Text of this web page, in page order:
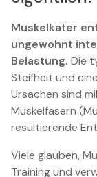
Muskelkater
ungewohnt
Belastung. Die
Steifheit und
Ursachen sind
Muskelfasern
resultierende
Viele glauben,
Training und